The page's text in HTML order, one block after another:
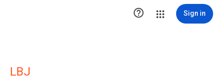
 Sign in
LBJ